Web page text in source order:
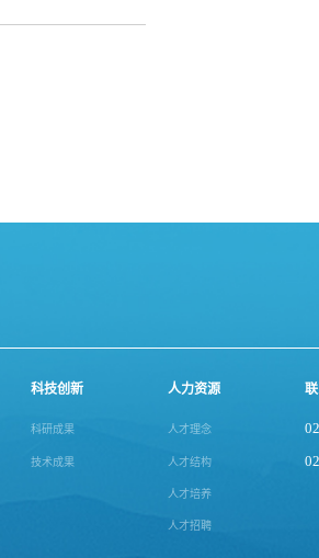
科技创新
科研成果
技术成果
人力资源
人才理念
人才结构
人才培养
人才招聘